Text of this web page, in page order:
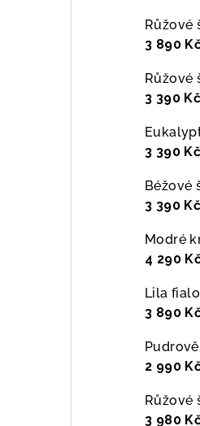
Růžové
3 890
Růžové
3 390 Kč
3 390 Kč
Béžové
3 390 Kč
Modré
4 290
Lila
3 890
2 990
Růžové
3 980